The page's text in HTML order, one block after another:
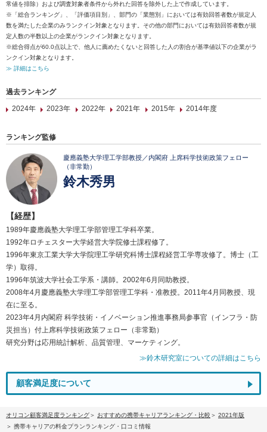
常値を排除）および調査対象者条件から外れた回答を除外した上で作成しています。
※「総合ランキング」、「評価項目別」、部門の「業態別」においては有効回答者数が規定人
数を満たした企業のみランクイン対象となります。その他の部門においては有効回答者数が規
定人数の半数以上の企業がランクイン対象となります。
※総合得点が60.0点以上で、他人に薦めたくないと回答した人の割合が基準値以下の企業がラ
ンクイン対象となります。
≫ 詳細はこちら
過去ランキング
2024年
2023年 2022年 2021年 2015年 2014年度
ランキング監修
慶應義塾大学理工学部教授／内閣府 上席科学技術政策フェロー
（非常勤）
鈴木秀男
【経歴】
1989年慶應義塾大学理工学部管理工学科卒業。
1992年ロチェスター大学経営大学院修士課程修了。
1996年東京工業大学大学院理工学研究科博士課程経営工学専攻修了。博士（工
学）取得。
1996年筑波大学社会工学系・講師。2002年6月同助教授。
2008年4月慶應義塾大学理工学部管理工学科・准教授。2011年4月同教授、現
在に至る。
2023年4月内閣府 科学技術・イノベーション推進事務局参事官（インフラ・防
災担当）付上席科学技術政策フェロー（非常勤）
研究分野は応用統計解析、品質管理、マーケティング。
≫鈴木研究室についての詳細はこちら
顧客満足度について
オリコン顧客満足度ランキング おすすめの携帯キャリアランキング・比較
2021年版
携帯キャリアの料金プランランキング・口コミ情報